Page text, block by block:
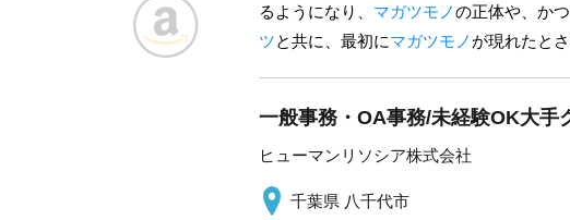
るようになり、 マガツモノの正体や、か
ツと共に、最初にマガツモノ が現れたと
一般事務・OA事務/未経験OK大手
ヒューマンリソシア株式会社
千葉県 八千代市